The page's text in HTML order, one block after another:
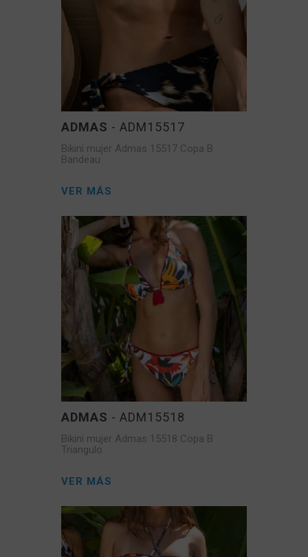
ADMAS - ADM15517
Bikini mujer Admas 15517 Copa B
Bandeau
VER MÁS
ADMAS - ADM15518
Bikini mujer Admas 15518 Copa B
Triangulo
VER MÁS